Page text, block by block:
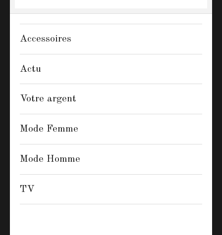
Accessoires
Actu
Votre argent
Mode Femme
Mode Homme
TV